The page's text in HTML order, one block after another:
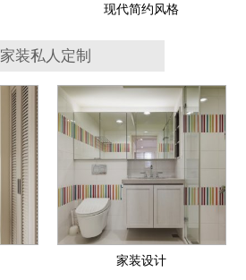
现代简约风格
家装私人定制
家装设计